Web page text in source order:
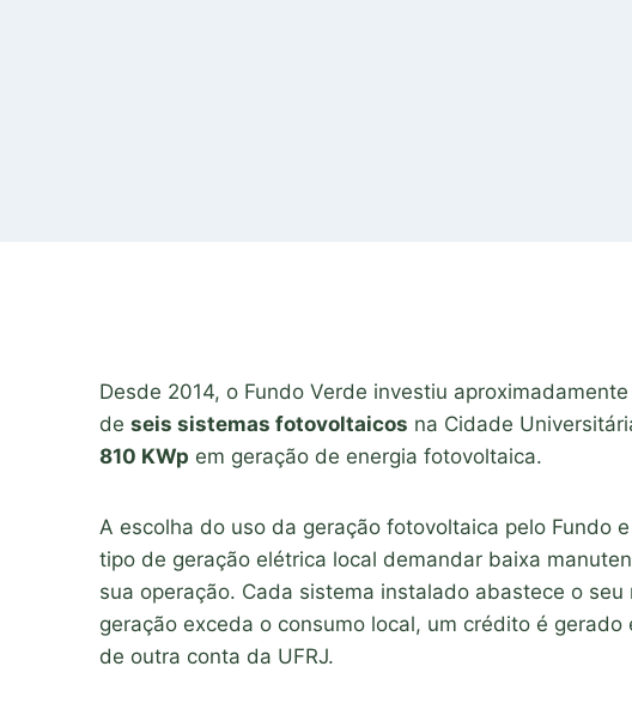
Desde 2014, o Fundo Verde investiu aproximadamente
de seis sistemas fotovoltaicos na Cidade
810 KWp em geração de energia fotovoltaica.
A escolha do uso da geração fotovoltaica pelo Fundo
tipo de geração elétrica local demandar baixa
sua operação. Cada sistema instalado abastece o
geração exceda o consumo local, um crédito é
de outra conta da UFRJ.